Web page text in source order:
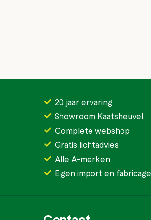
20 jaar ervaring
Showroom Kaatsheuvel
Complete webshop
Gratis lichtadvies
Alle A-merken
Eigen import en fabricage